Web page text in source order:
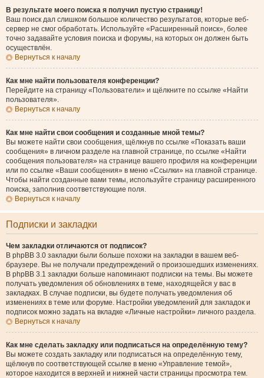
В результате моего поиска я получил пустую страницу!
Ваш поиск дал слишком большое количество результатов, которые веб-
сервер не смог обработать. Используйте «Расширенный поиск», более
точно задавайте условия поиска и форумы, на которых он должен быть
осуществлён.
Вернуться к началу
Как мне найти пользователя конференции?
Перейдите на страницу «Пользователи» и щёлкните по ссылке «Найти
пользователя».
Вернуться к началу
Как мне найти свои сообщения и созданные мной темы?
Вы можете найти свои сообщения, щёлкнув по ссылке «Показать ваши
сообщения» в личном разделе на главной странице, по ссылке «Найти
сообщения пользователя» на странице вашего профиля на конференции
или по ссылке «Ваши сообщения» в меню «Ссылки» на главной странице.
Чтобы найти созданные вами темы, используйте страницу расширенного
поиска, заполнив соответствующие поля.
Вернуться к началу
Подписки и закладки
Чем закладки отличаются от подписок?
В phpBB 3.0 закладки были больше похожи на закладки в вашем веб-
браузере. Вы не получали предупреждений о произошедших изменениях.
В phpBB 3.1 закладки больше напоминают подписки на темы. Вы можете
получать уведомления об обновлениях в теме, находящейся у вас в
закладках. В случае подписки, вы будете получать уведомления об
изменениях в теме или форуме. Настройки уведомлений для закладок и
подписок можно задать на вкладке «Личные настройки» личного раздела.
Вернуться к началу
Как мне сделать закладку или подписаться на определённую тему?
Вы можете создать закладку или подписаться на определённую тему,
щёлкнув по соответствующей ссылке в меню «Управление темой»,
которое находится в верхней и нижней части страницы просмотра тем.